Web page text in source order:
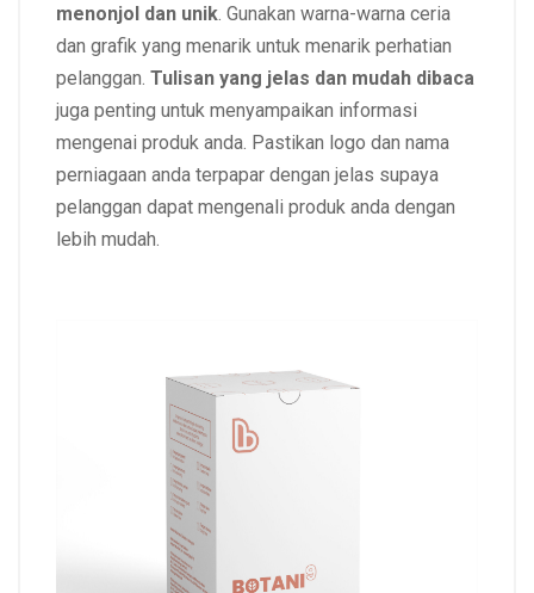
menonjol dan unik . Gunakan warna-warna ceria
dan grafik yang menarik untuk menarik perhatian
pelanggan. Tulisan yang jelas dan mudah dibaca
juga penting untuk menyampaikan informasi
mengenai produk anda. Pastikan logo dan nama
perniagaan anda terpapar dengan jelas supaya
pelanggan dapat mengenali produk anda dengan
lebih mudah.